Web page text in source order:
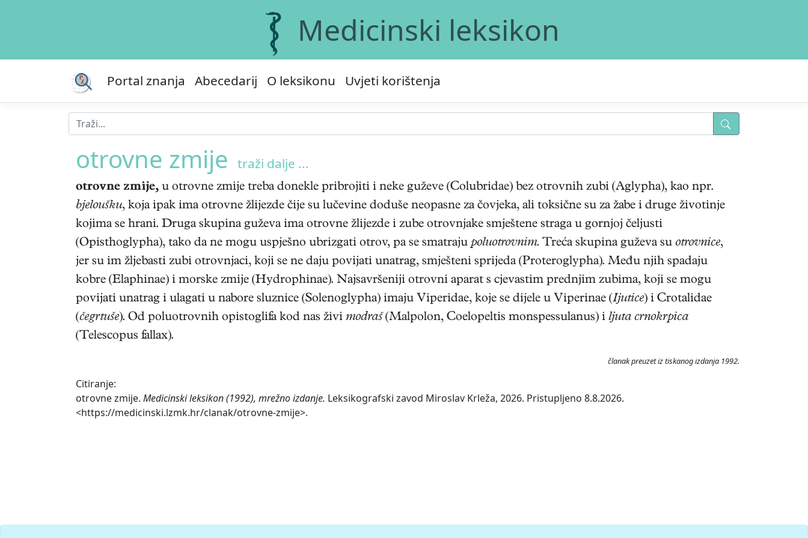
Medicinski leksikon
Portal znanja Abecedarij O leksikonu Uvjeti korištenja
otrovne zmije traži dalje ...
otrovne zmije, u otrovne zmije treba donekle pribrojiti i neke guževe (Colubridae) bez otrovnih zubi (Aglypha), kao npr.
bjeloušku, koja ipak ima otrovne žlijezde čije su lučevine doduše neopasne za čovjeka, ali toksične su za žabe i druge životinje
kojima se hrani. Druga skupina guževa ima otrovne žlijezde i zube otrovnjake smještene straga u gornjoj čeljusti
(Opisthoglypha), tako da ne mogu uspješno ubrizgati otrov, pa se smatrajupoluotrovnim. Treća skupina guževa su otrovnice,
jer su im žljebasti zubi otrovnjaci, koji se ne daju povijati unatrag, smješteni sprijeda (Proteroglypha). Među njih spadaju
kobre (Elaphinae) i morske zmije (Hydrophinae). Najsavršeniji otrovni aparat s cjevastim prednjim zubima, koji se mogu
povijati unatrag i ulagati u nabore sluznice (Solenoglypha) imaju Viperidae, koje se dijele u Viperinae (Ijutice) i Crotalidae
(čegrtuše). Od poluotrovnih opistoglifa kod nas živi modraš (Malpolon, Coelopeltis monspessulanus) i ljuta crnokrpica
(Telescopus fallax).
članak preuzet iz tiskanog izdanja 1992.
Citiranje:
otrovne zmije. Medicinski leksikon (1992), mrežno izdanje. Leksikografski zavod Miroslav Krleža, 2026. Pristupljeno 8.8.2026.
<https://medicinski.lzmk.hr/clanak/otrovne-zmije>.